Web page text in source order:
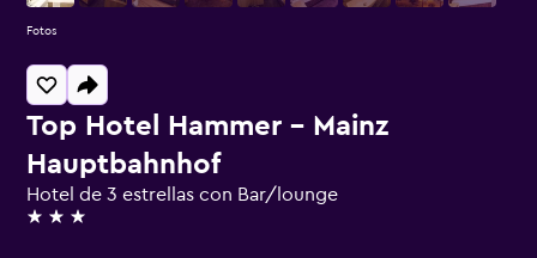
Top Hotel Hammer - Mainz
Hauptbahnhof
Hotel de 3 estrellas con Bar/lounge
3 estrellas
Fotos